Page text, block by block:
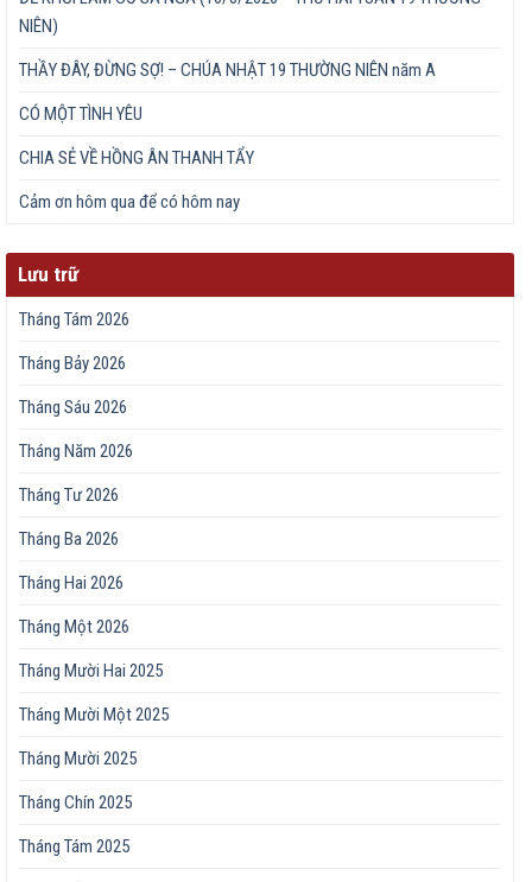
NIÊN)
THẦY ĐÂY, ĐỪNG SỢ! – CHÚA NHẬT 19 THƯỜNG NIÊN năm A
CÓ MỘT TÌNH YÊU
CHIA SẺ VỀ HỒNG ÂN THANH TẨY
Cảm ơn hôm qua để có hôm nay
Lưu trữ
Tháng Tám 2026
Tháng Bảy 2026
Tháng Sáu 2026
Tháng Năm 2026
Tháng Tư 2026
Tháng Ba 2026
Tháng Hai 2026
Tháng Một 2026
Tháng Mười Hai 2025
Tháng Mười Một 2025
Tháng Mười 2025
Tháng Chín 2025
Tháng Tám 2025